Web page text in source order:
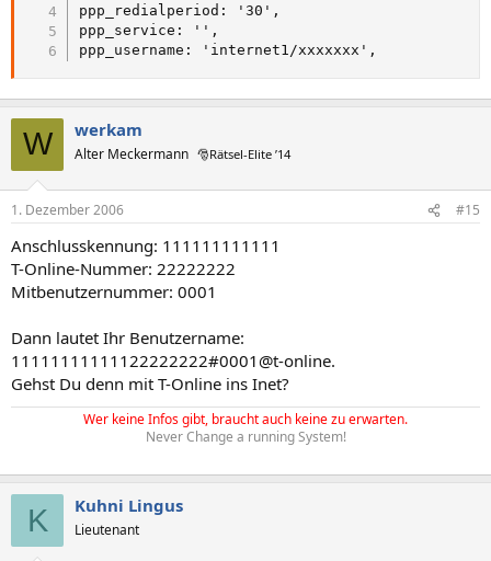
ppp_redialperiod: '30',
ppp_service: '',
ppp_username: 'internet1/xxxxxxx',
W werkam
Alter Meckermann 🎅Rätsel-Elite ’14
1. Dezember 2006 #15
Anschlusskennung: 111111111111
T-Online-Nummer: 22222222
Mitbenutzernummer: 0001
Dann lautet Ihr Benutzername:
11111111111122222222#0001@t-online.
Gehst Du denn mit T-Online ins Inet?
Wer keine Infos gibt, braucht auch keine zu erwarten.
Never Change a running System!
K Kuhni Lingus
Lieutenant